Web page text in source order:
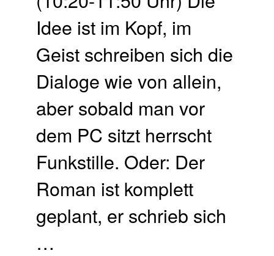
Idee ist im Kopf, im
Geist schreiben sich die
Dialoge wie von allein,
aber sobald man vor
dem PC sitzt herrscht
Funkstille. Oder: Der
Roman ist komplett
geplant, er schrieb sich
…